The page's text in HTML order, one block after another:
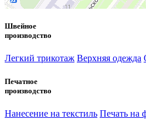
Швейное
производство
Легкий трикотаж Верхняя одежда
Печатное
производство
Нанесение на текстиль Печать на